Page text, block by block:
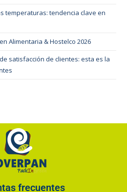
temperaturas: tendencia clave en
Alimentaria & Hostelco 2026
satisfacción de clientes: esta es la
frecuentes